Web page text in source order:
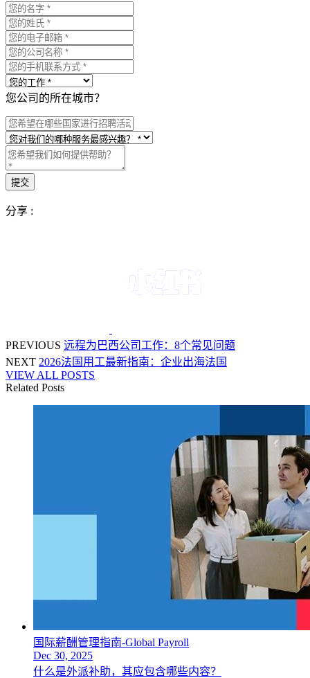
您公司的所在城市？
分享 :
PREVIOUS 远程为巴西公司工作：8个常见问题
NEXT 2026法国用工最新指南：企业出海法国
VIEW ALL POSTS
Related Posts
国际薪酬管理指南-Global Payroll
Dec 30, 2025
什么是外派补助，其应包含哪些内容？